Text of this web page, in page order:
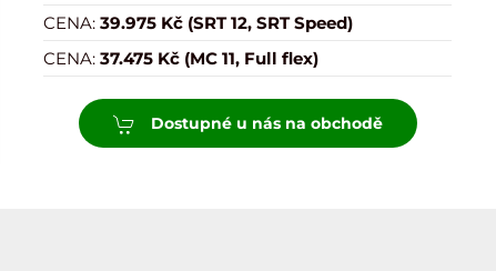
CENA: 39.975 Kč (SRT 12, SRT Speed)
CENA: 37.475 Kč (MC 11, Full flex)
Dostupné u nás na obchodě